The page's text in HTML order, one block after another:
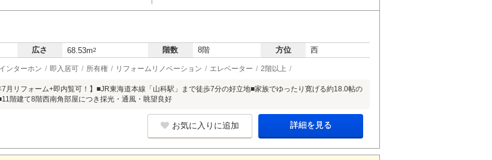
広さ 68.53m2 階数 8階 方位 西
ンターホン 即入居可 所有権 リフォームリノベーション エレベーター 2階以上
7月リフォーム+即内覧可！】■JR東海道本線「山科駅」まで徒歩7分の好立地■家族でゆったり寛げる約18.0帖の
階建て8階西南角部屋につき採光・通風・眺望良好
お気に入りに追加 詳細を見る